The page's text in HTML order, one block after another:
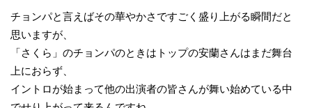
チョンパと言えばその華やかさですごく盛り上がる瞬間だと
思いますが、
「さくら」のチョンパのときはトップの安蘭さんはまだ舞台
上におらず、
イントロが始まって他の出演者の皆さんが舞い始めている中